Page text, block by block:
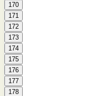
170
171
172
173
174
175
176
177
178